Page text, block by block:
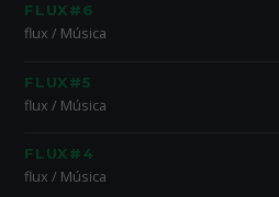
FLUX#6
flux / Música
FLUX#5
flux / Música
FLUX#4
flux / Música